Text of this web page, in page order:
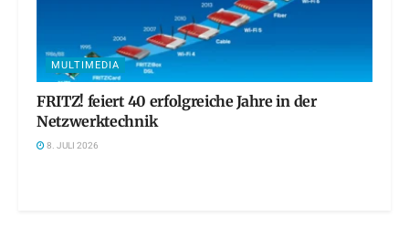
MULTIMEDIA
FRITZ! feiert 40 erfolgreiche Jahre in der
Netzwerktechnik
8. JULI 2026